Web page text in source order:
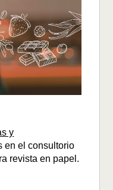
y
en el consultorio
revista en papel.